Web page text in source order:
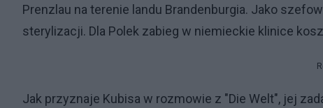
Prenzlau na terenie landu Brandenburgia. Jako
sterylizacji. Dla Polek zabieg w niemieckie klinice
Jak przyznaje Kubisa w rozmowie z "Die Welt", jej